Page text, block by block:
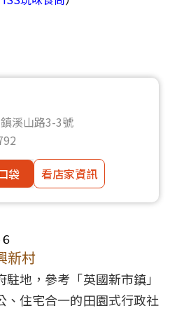
溪山路3-3號
袋
看店家資訊
新村
地，參考「英國新市鎮」
、住宅合一的田園式行政社